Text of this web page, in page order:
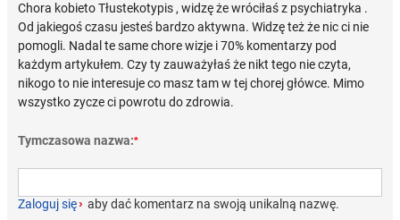
Chora kobieto Tłustekotypis , widzę że wróciłaś z psychiatryka .
Od jakiegoś czasu jesteś bardzo aktywna. Widzę też że nic ci nie
pomogli. Nadal te same chore wizje i 70% komentarzy pod
każdym artykułem. Czy ty zauważyłaś że nikt tego nie czyta,
nikogo to nie interesuje co masz tam w tej chorej główce. Mimo
wszystko zycze ci powrotu do zdrowia.
Tymczasowa nazwa:*
Zaloguj się› aby dać komentarz na swoją unikalną nazwę.